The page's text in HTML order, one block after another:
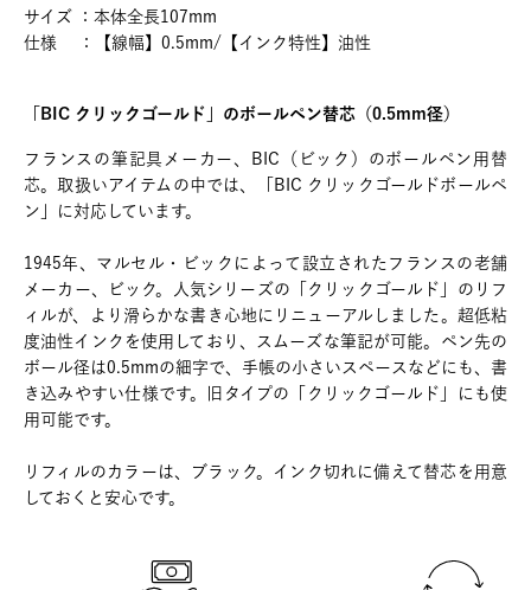
サイズ ：本体全長107mm
仕様 ：【線幅】0.5mm/【インク特性】油性
「BIC クリックゴールド」のボールペン替芯（0.5mm径）
フランスの筆記具メーカー、BIC（ビック）のボールペン用替
芯。取扱いアイテムの中では、「BIC クリックゴールドボールペ
ン」に対応しています。
1945年、マルセル・ビックによって設立されたフランスの老舗
メーカー、ビック。人気シリーズの「クリックゴールド」のリフ
ィルが、より滑らかな書き心地にリニューアルしました。超低粘
度油性インクを使用しており、スムーズな筆記が可能。ペン先の
ボール径は0.5mmの細字で、手帳の小さいスペースなどにも、書
き込みやすい仕様です。旧タイプの「クリックゴールド」にも使
用可能です。
リフィルのカラーは、ブラック。インク切れに備えて替芯を用意
しておくと安心です。